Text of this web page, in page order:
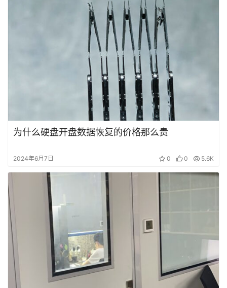
为什么硬盘开盘数据恢复的价格那么贵
2024年6月7日 0 0 5.6K